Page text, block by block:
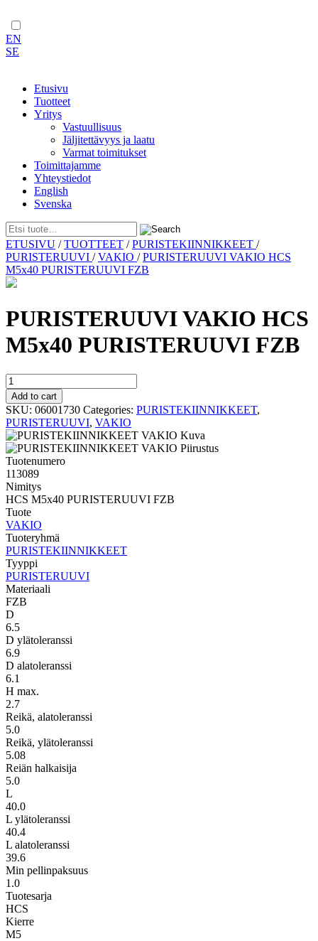
EN
SE
Etusivu
Tuotteet
Yritys
Vastuullisuus
Jäljitettävyys ja laatu
Varmat toimitukset
Toimittajamme
Yhteystiedot
English
Svenska
Skip
to
content
ETUSIVU /TUOTTEET /PURISTEKIINNIKKEET /
PURISTERUUVI /VAKIO /PURISTERUUVI VAKIO HCS
M5x40 PURISTERUUVI FZB
PURISTERUUVI VAKIO HCS
M5x40 PURISTERUUVI FZB
PURISTERUUVI
VAKIO
HCS
M5x40
PURISTERUUVI
FZB
quantity
Add to cart
SKU: 06001730 Categories: PURISTEKIINNIKKEET,
PURISTERUUVI, VAKIO
Tuotenumero
113089
Nimitys
HCS M5x40 PURISTERUUVI FZB
Tuote
VAKIO
Tuoteryhmä
PURISTEKIINNIKKEET
Tyyppi
PURISTERUUVI
Materiaali
FZB
D
6.5
D ylätoleranssi
6.9
D alatoleranssi
6.1
H max.
2.7
Reikä, alatoleranssi
5.0
Reikä, ylätoleranssi
5.08
Reiän halkaisija
5.0
L
40.0
L ylätoleranssi
40.4
L alatoleranssi
39.6
Min pellinpaksuus
1.0
Tuotesarja
HCS
Kierre
M5